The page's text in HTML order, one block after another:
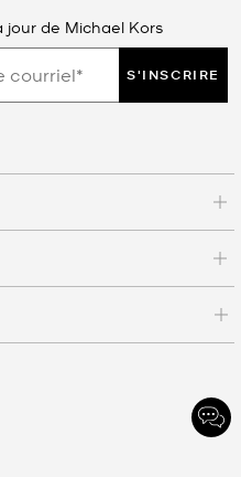
jour de Michael Kors
S'INSCRIRE